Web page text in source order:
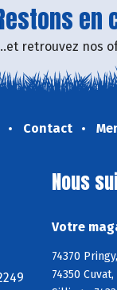
en
retrouvez nos
Contact
Nous
Votre
74370
74350